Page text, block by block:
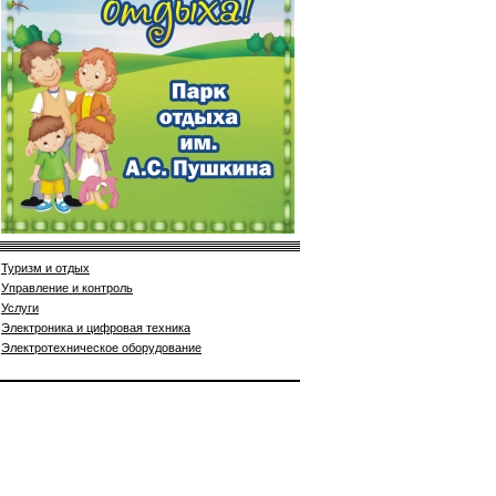
Туризм и отдых
Управление и контроль
Услуги
Электроника и цифровая техника
Электротехническое оборудование